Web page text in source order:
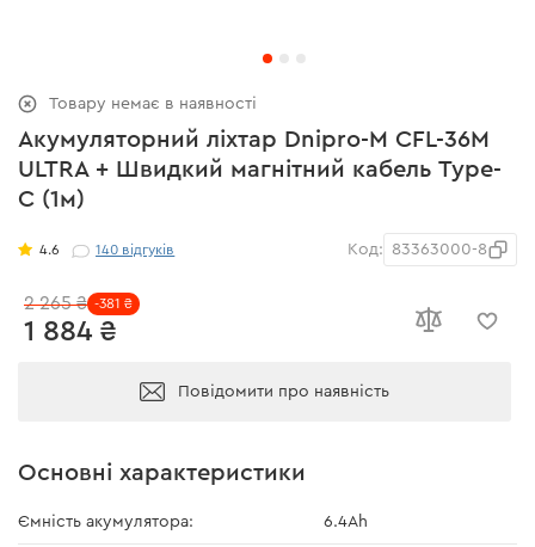
Акумуляторний ліхтар Dnipro-M CFL-36M
ULTRA + Швидкий магнітний кабель Type-
C (1м)
4.6 140 відгуків Код: 83363000-8
1 884 ₴
2 265 ₴ -381 ₴
Повідомити про наявність
Товару немає в наявності
Основні характеристики
Ємність акумулятора: 6.4Ah